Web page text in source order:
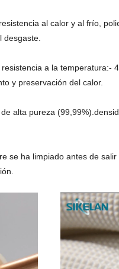
al calor y al frío,
desgaste.
a la temperatura:-
y preservación del calor.
alta pureza
se ha limpiado antes de